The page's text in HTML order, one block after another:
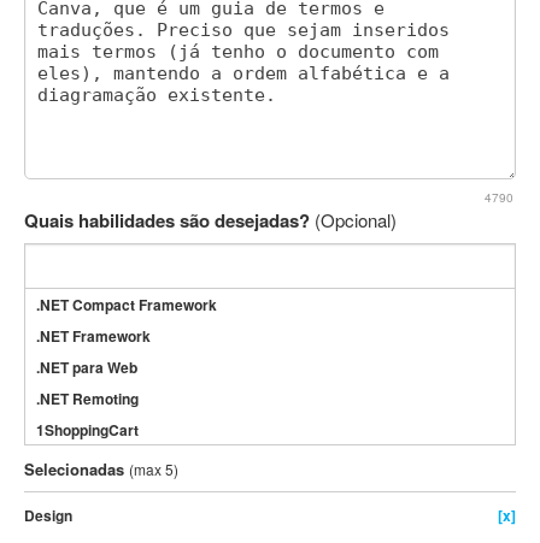
4790
Quais habilidades são desejadas? (Opcional)
.NET Compact Framework
.NET Framework
.NET para Web
.NET Remoting
1ShoppingCart
3DS Max
3GSM
4D Dimension
Selecionadas (max 5)
Design [x]